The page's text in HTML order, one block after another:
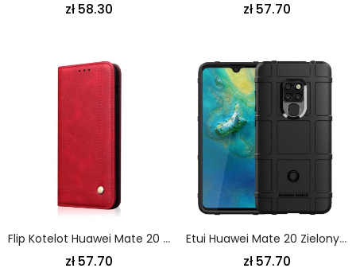
zł 58.30 zł 57.70
Flip Kotelot Huawei Mate 20 Czerwony Czarny Efekt Szytej Skóry
zł 57.70
Etui Huawei Mate 20 Zielony Wytrzymała Tarcza
zł 57.70